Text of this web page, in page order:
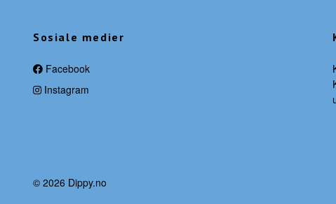
Sosiale medier
Facebook
Instagram
© 2026 Dippy.no